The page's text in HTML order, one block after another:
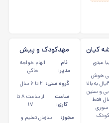
کیان
ظفر
عبدی
هوش
هشتگانه ۴یال به بالا
و سنین
۳ سال فقط
سوری
مهدکودک و پیش
دبستان دوزبانه نیلند
در تهرانپارس
نام
مدیر:
الهام خواجه
خاکی
گروه سنی: ۲ تا ۶ سال
ساعت
کاری:
از ساعت ۸ تا
۱۷
مجوز:
سازمان تعلیم و